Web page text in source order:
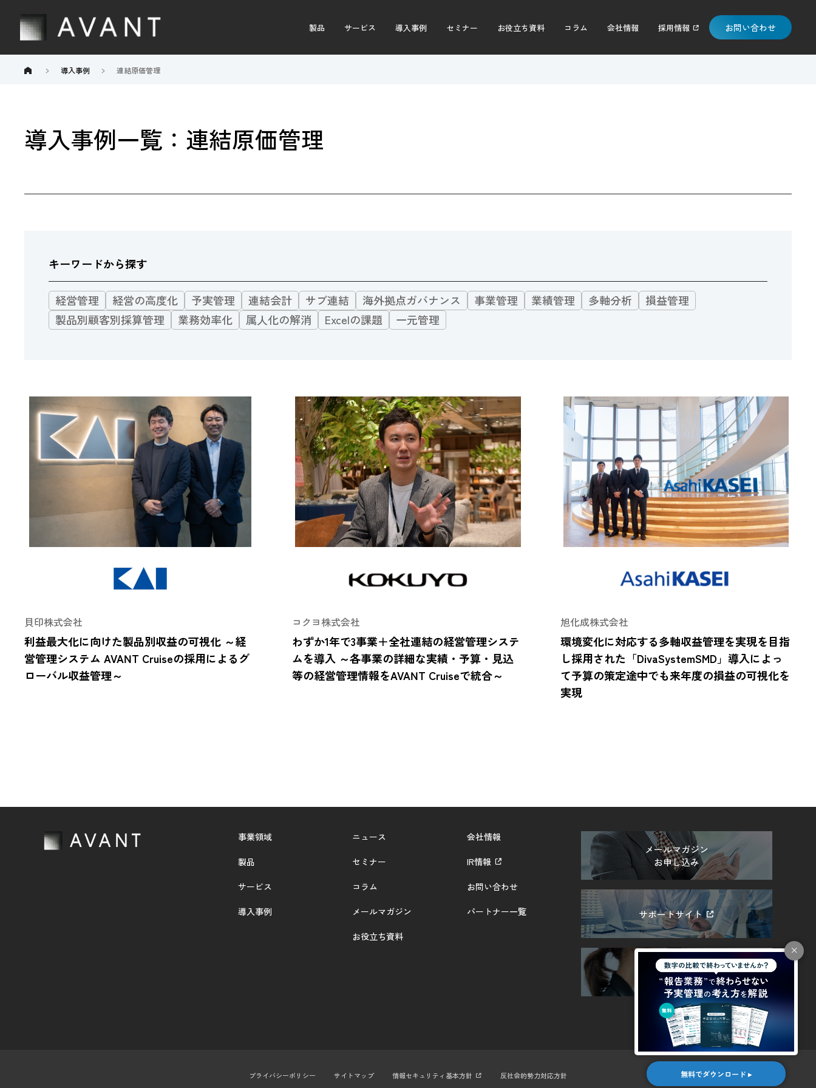
製品 サービス 導入事例 セミナー お役立ち資料 コラム 会社情報 採用情報 お問い合わせ
導入事例 連結原価管理
導入事例一覧：連結原価管理
キーワードから探す
経営管理 経営の高度化 予実管理 連結会計 サブ連結 海外拠点ガバナンス 事業管理 業績管理 多軸分析
損益管理
製品別顧客別採算管理
業務効率化 属人化の解消 Excelの課題 一元管理
貝印株式会社
利益最大化に向けた製品別収益の可視化 ～経
営管理システム AVANT Cruiseの採用によるグ
ローバル収益管理～
コクヨ株式会社
わずか1年で3事業＋全社連結の経営管理システ
ムを導入 ～各事業の詳細な実績・予算・見込
等の経営管理情報をAVANT Cruiseで統合～
旭化成株式会社
環境変化に対応する多軸収益管理を実現を目指
し採用された「DivaSystemSMD」導入によっ
て予算の策定途中でも来年度の損益の可視化を
実現
無料でダウンロード ▸
事業領域
製品
サービス
導入事例
ニュース
セミナー
コラム
メールマガジン
お役立ち資料
会社情報
IR情報
お問い合わせ
パートナー一覧
メールマガジン
お申し込み
サポートサイト
採用情報
プライバシーポリシー サイトマップ 情報セキュリティ基本方針 反社会的勢力対応方針